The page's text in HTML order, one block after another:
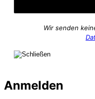
Wir senden
Anmelden